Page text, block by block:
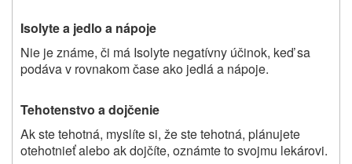
Isolyte a jedlo a nápoje
Nie je známe, či má Isolyte negatívny účinok, keď sa
podáva v rovnakom čase ako jedlá a nápoje.
Tehotenstvo a dojčenie
Ak ste tehotná, myslíte si, že ste tehotná, plánujete
otehotnieť alebo ak dojčíte, oznámte to svojmu lekárovi.